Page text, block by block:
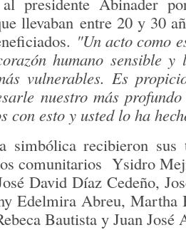
llevaban entre 20 y 30
"Un acto como
humano sensible
vulnerables. Es
nuestro más
con esto y usted lo ha
simbólica recibieron
comunitarios Ysidro
David Díaz Cedeño,
Edelmira Abreu, Martha
Bautista y Juan José